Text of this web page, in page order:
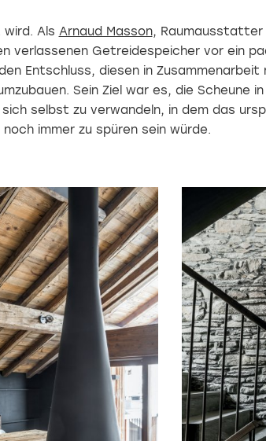
Als Arnaud Masson, Raumausstatter
verlassenen Getreidespeicher vor ein
Entschluss, diesen in Zusammenarbeit
Sein Ziel war es, die Scheune
selbst zu verwandeln, in dem das
immer zu spüren sein würde.